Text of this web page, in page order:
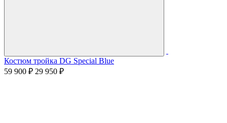
Костюм тройка DG Special Blue
59 900 ₽ 29 950 ₽